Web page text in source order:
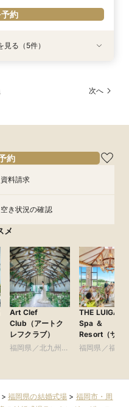
約
約
約
約
約
約
る（5件）
次へ
約
資料請求
空き状況の確認
メ
Art Clef
Club（アートク
レフクラブ）
福岡県／北九州
THE LUIGANS
Spa ＆
Resort（ザ・
イガンズ.スパ
福岡県／福岡
> 福岡県の結婚式場 > 福岡市・周